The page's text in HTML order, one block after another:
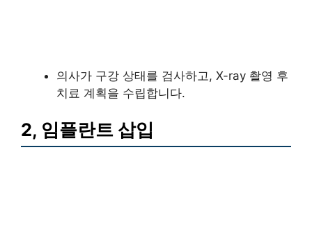
의사가 구강 상태를 검사하고, X-ray 촬영 후
치료 계획을 수립합니다.
2, 임플란트 삽입